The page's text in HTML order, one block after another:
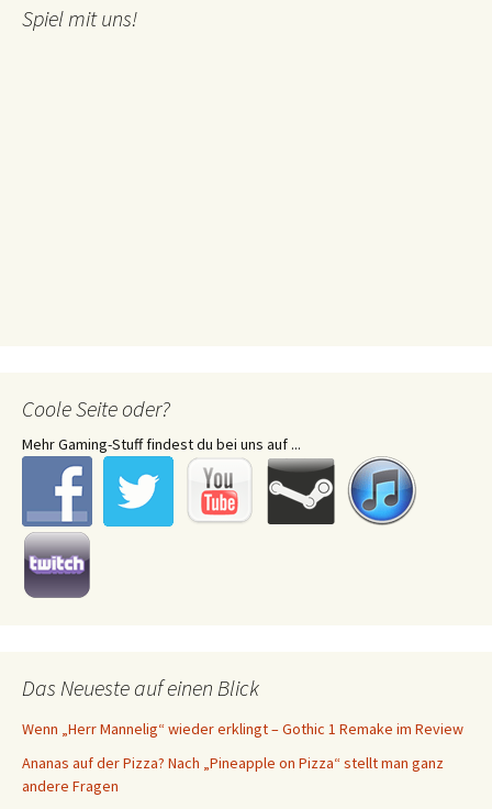
Spiel mit uns!
Coole Seite oder?
Mehr Gaming-Stuff findest du bei uns auf ...
Das Neueste auf einen Blick
Wenn „Herr Mannelig“ wieder erklingt – Gothic 1 Remake im Review
Ananas auf der Pizza? Nach „Pineapple on Pizza“ stellt man ganz
andere Fragen